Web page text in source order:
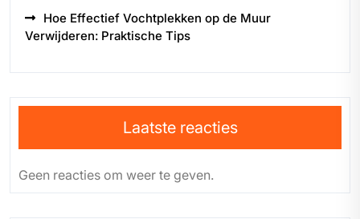
Hoe Effectief Vochtplekken op de Muur
Verwijderen: Praktische Tips
Laatste reacties
Geen reacties om weer te geven.